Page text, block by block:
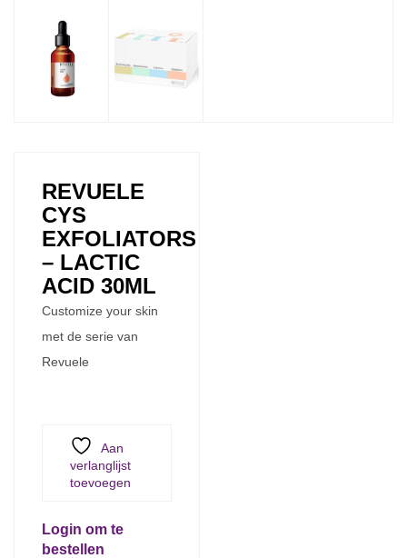
REVUELE
CYS
EXFOLIATORS
– LACTIC
ACID 30ML
Customize your skin
met de serie van
Revuele
Aan
verlanglijst
toevoegen
Login om te
bestellen